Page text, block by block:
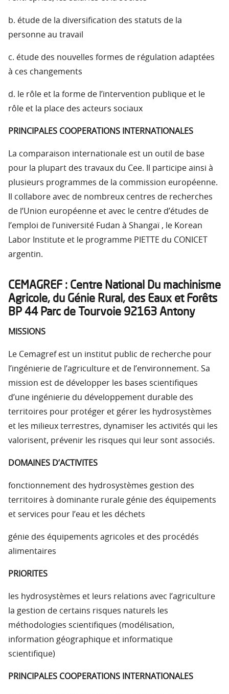
b. étude de la diversification des statuts de la
personne au travail
c. étude des nouvelles formes de régulation adaptées
à ces changements
d. le rôle et la forme de l’intervention publique et le
rôle et la place des acteurs sociaux
PRINCIPALES COOPERATIONS INTERNATIONALES
La comparaison internationale est un outil de base
pour la plupart des travaux du Cee. Il participe ainsi à
plusieurs programmes de la commission européenne.
Il collabore avec de nombreux centres de recherches
de l’Union européenne et avec le centre d’études de
l’emploi de l’université Fudan à Shangaï , le Korean
Labor Institute et le programme PIETTE du CONICET
argentin.
CEMAGREF : Centre National Du machinisme
Agricole, du Génie Rural, des Eaux et Forêts
BP 44 Parc de Tourvoie 92163 Antony
MISSIONS
Le Cemagref est un institut public de recherche pour
l’ingénierie de l’agriculture et de l’environnement. Sa
mission est de développer les bases scientifiques
d’une ingénierie du développement durable des
territoires pour protéger et gérer les hydrosystèmes
et les milieux terrestres, dynamiser les activités qui les
valorisent, prévenir les risques qui leur sont associés.
DOMAINES D’ACTIVITES
fonctionnement des hydrosystèmes gestion des
territoires à dominante rurale génie des équipements
et services pour l’eau et les déchets
génie des équipements agricoles et des procédés
alimentaires
PRIORITES
les hydrosystèmes et leurs relations avec l’agriculture
la gestion de certains risques naturels les
méthodologies scientifiques (modélisation,
information géographique et informatique
scientifique)
PRINCIPALES COOPERATIONS INTERNATIONALES